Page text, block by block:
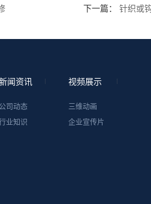
下一篇： 针织或
闻资讯
公司动态
业知识
视频展示
三维动画
企业宣传片